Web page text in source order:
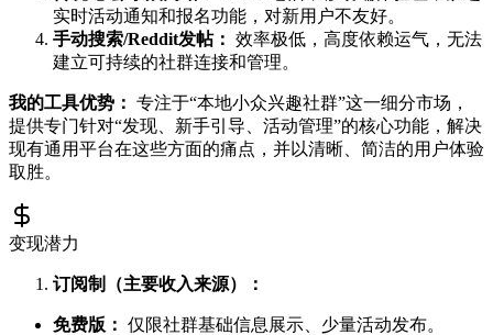
实时活动通知和报名功能，对新用户不友好。
手动搜索/Reddit发帖： 效率极低，高度依赖运气，无法
建立可持续的社群连接和管理。
我的工具优势： 专注于“本地小众兴趣社群”这一细分市场，
提供专门针对“发现、新手引导、活动管理”的核心功能，解决
现有通用平台在这些方面的痛点，并以清晰、简洁的用户体验
取胜。
变现潜力
订阅制（主要收入来源）：
免费版： 仅限社群基础信息展示、少量活动发布。